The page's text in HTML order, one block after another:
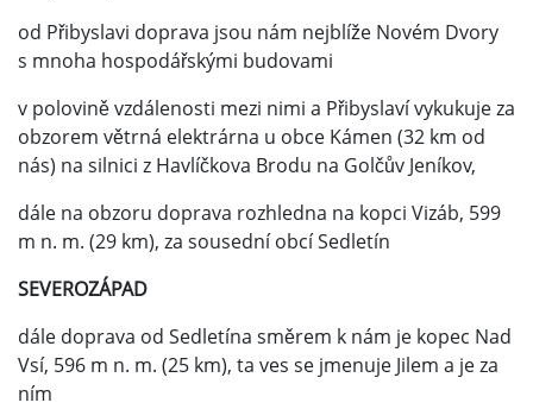
od Přibyslavi doprava jsou nám nejblíže Novém Dvory
s mnoha hospodářskými budovami
v polovině vzdálenosti mezi nimi a Přibyslaví vykukuje za
obzorem větrná elektrárna u obce Kámen (32 km od
nás) na silnici z Havlíčkova Brodu na Golčův Jeníkov,
dále na obzoru doprava rozhledna na kopci Vizáb, 599
m n. m. (29 km), za sousední obcí Sedletín
SEVEROZÁPAD
dále doprava od Sedletína směrem k nám je kopec Nad
Vsí, 596 m n. m. (25 km), ta ves se jmenuje Jilem a je za
ním